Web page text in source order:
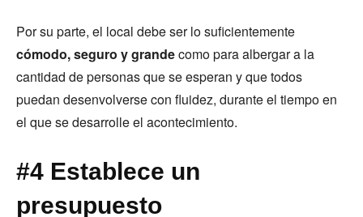
Por su parte, el local debe ser lo suficientemente
cómodo, seguro y grandecomo para albergar a la
cantidad de personas que se esperan y que todos
puedan desenvolverse con fluidez, durante el tiempo en
el que se desarrolle el acontecimiento.
#4 Establece un
presupuesto